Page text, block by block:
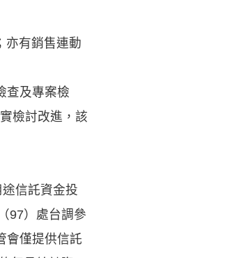
亦有銷售連動
查及專案檢
檢討改進，該
信託資金投
97）處台調參
會僅提供信託